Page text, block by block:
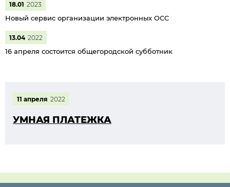
18.01 2023
Новый сервис организации электронных ОСС
13.04 2022
16 апреля состоится общегородской субботник
11 апреля 2022
УМНАЯ ПЛАТЕЖКА